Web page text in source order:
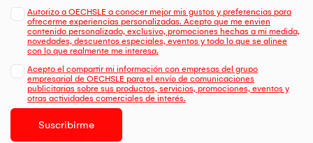
Autorizo a OECHSLE a conocer mejor mis gustos y preferencias para
ofrecerme experiencias personalizadas. Acepto que me envien
contenido personalizado, exclusivo, promociones hechas a mi medida,
novedades, descuentos especiales, eventos y todo lo que se alinee
con lo que realmente me interesa.
Acepto el compartir mi información con empresas del grupo
empresarial de OECHSLE para el envío de comunicaciones
publicitarias sobre sus productos, servicios, promociones, eventos y
otras actividades comerciales de interés.
Suscribirme